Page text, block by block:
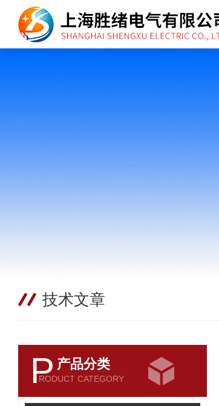
技术文章
P 产品分类
RODUCT CATEGORY